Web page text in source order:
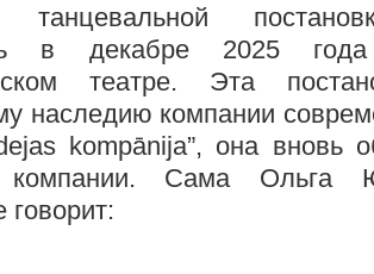
танцевальной
в декабре 2025
театре. Эта
наследию компании
kompānija”, она вновь
компании. Сама Ольга
говорит: